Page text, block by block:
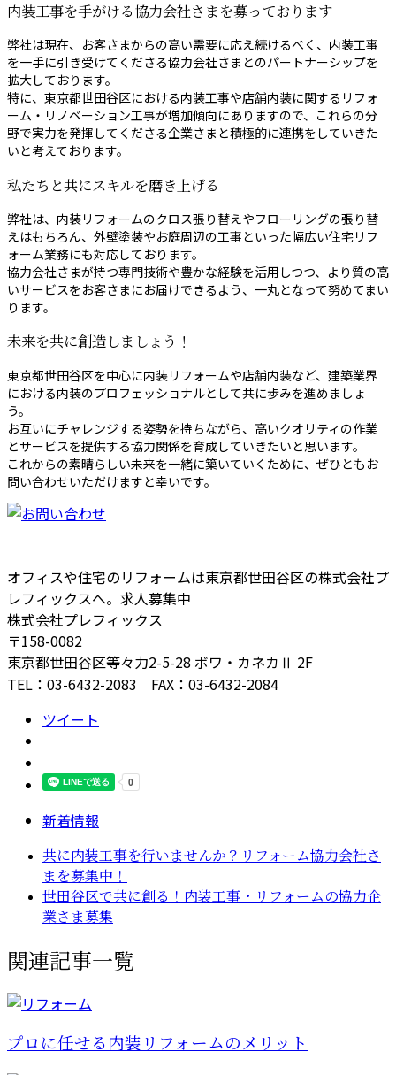
内装工事を手がける協力会社さまを募っております
弊社は現在、お客さまからの高い需要に応え続けるべく、内装工事
を一手に引き受けてくださる協力会社さまとのパートナーシップを
拡大しております。
特に、東京都世田谷区における内装工事や店舗内装に関するリフォ
ーム・リノベーション工事が増加傾向にありますので、これらの分
野で実力を発揮してくださる企業さまと積極的に連携をしていきた
いと考えております。
私たちと共にスキルを磨き上げる
弊社は、内装リフォームのクロス張り替えやフローリングの張り替
えはもちろん、外壁塗装やお庭周辺の工事といった幅広い住宅リフ
ォーム業務にも対応しております。
協力会社さまが持つ専門技術や豊かな経験を活用しつつ、より質の高
いサービスをお客さまにお届けできるよう、一丸となって努めてまい
ります。
未来を共に創造しましょう！
東京都世田谷区を中心に内装リフォームや店舗内装など、建築業界
における内装のプロフェッショナルとして共に歩みを進めましょ
う。
お互いにチャレンジする姿勢を持ちながら、高いクオリティの作業
とサービスを提供する協力関係を育成していきたいと思います。
これからの素晴らしい未来を一緒に築いていくために、ぜひともお
問い合わせいただけますと幸いです。
オフィスや住宅のリフォームは東京都世田谷区の株式会社プ
レフィックスへ。求人募集中
株式会社プレフィックス
〒158-0082
東京都世田谷区等々力2-5-28 ボワ・カネカⅡ 2F
TEL：03-6432-2083 FAX：03-6432-2084
ツイート
新着情報
共に内装工事を行いませんか？リフォーム協力会社さ
まを募集中！
世田谷区で共に創る！内装工事・リフォームの協力企
業さま募集
関連記事一覧
プロに任せる内装リフォームのメリット